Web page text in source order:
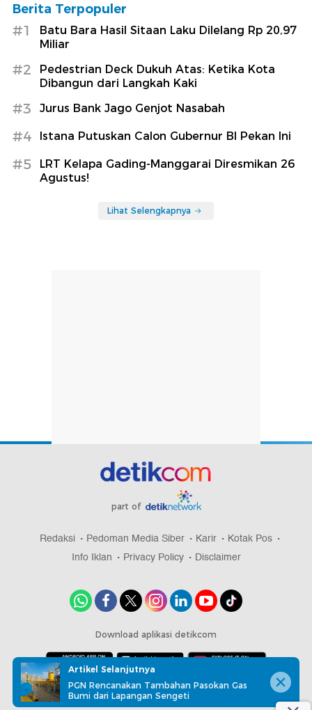
Berita Terpopuler
#1
Batu Bara Hasil Sitaan Laku Dilelang Rp 20,97
Miliar
#2
Pedestrian Deck Dukuh Atas: Ketika Kota
Dibangun dari Langkah Kaki
#3 Jurus Bank Jago Genjot Nasabah
#4 Istana Putuskan Calon Gubernur BI Pekan Ini
#5
LRT Kelapa Gading-Manggarai Diresmikan 26
Agustus!
Lihat Selengkapnya
part of
Redaksi Pedoman Media Siber Karir
Kotak Pos
Info Iklan
Privacy Policy Disclaimer
Download aplikasi detikcom
Copyright @ 2026 detikcom, All right reserved
Artikel Selanjutnya
PGN Rencanakan Tambahan Pasokan Gas
Bumi dari Lapangan Sengeti